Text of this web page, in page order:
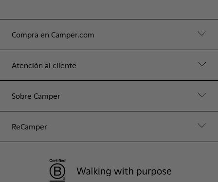
Compra en Camper.com
Atención al cliente
Sobre Camper
ReCamper